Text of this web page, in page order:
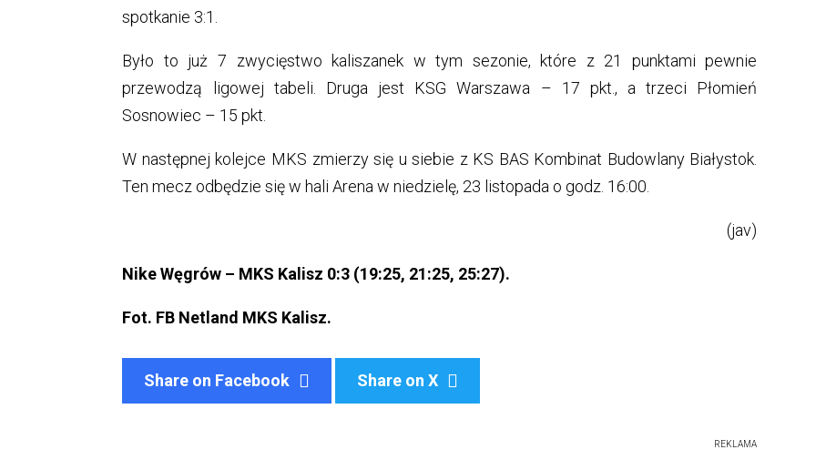
spotkanie 3:1.
Było to już 7 zwycięstwo kaliszanek w tym sezonie, które z 21 punktami pewnie
przewodzą ligowej tabeli. Druga jest KSG Warszawa – 17 pkt., a trzeci Płomień
Sosnowiec – 15 pkt.
W następnej kolejce MKS zmierzy się u siebie z KS BAS Kombinat Budowlany Białystok.
Ten mecz odbędzie się w hali Arena w niedzielę, 23 listopada o godz. 16:00.
(jav)
Nike Węgrów – MKS Kalisz 0:3 (19:25, 21:25, 25:27).
Fot. FB Netland MKS Kalisz.
Share on Facebook Share on X 
REKLAMA